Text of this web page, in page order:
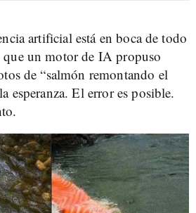
artificial está en boca de todo
un motor de IA propuso
de “salmón remontando el
esperanza. El error es posible.